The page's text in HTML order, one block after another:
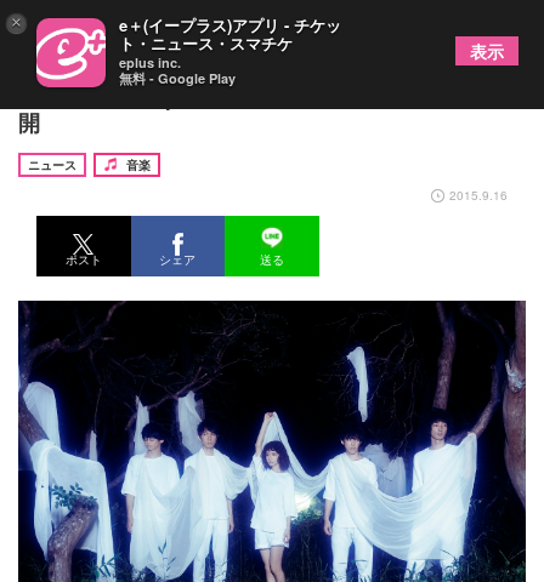
Czecho No Republic新アルバムから3作目のMV公
開
ニュース
音楽
2015.9.16
ポスト シェア 送る
× e＋(イープラス)アプリ - チケッ
ト・ニュース・スマチケ
eplus inc.
無料 - Google Play
表示